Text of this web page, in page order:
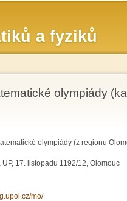
obsahu
a fyziků
olympiády
olympiády (z regionu
17. listopadu 1192/12, Olomouc
mo/